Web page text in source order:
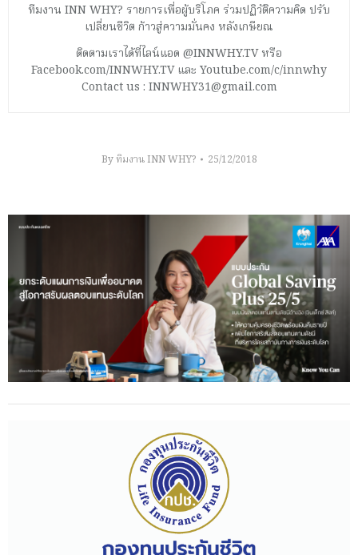
ทีมงาน INN WHY? รายการเพื่อผู้บริโภค ร่วมปฏิวัติความคิด ปรับ
เปลี่ยนชีวิต ก้าวสู่ความมั่นคง หลังเกษียณ
ติดตามเราได้ที่ไลน์แอด @INNWHY.TV หรือ
Facebook.com/INNWHY.TV และ Youtube.com/c/innwhy
Contact us : INNWHY31@gmail.com
Byทีมงาน INN WHY? 25/12/2018